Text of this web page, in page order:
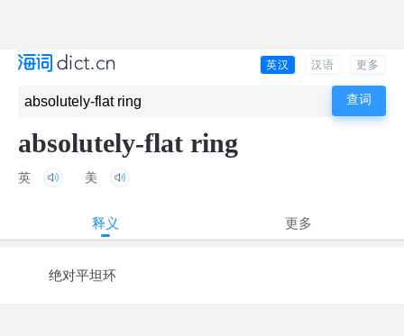
英汉 汉语 更多
absolutely-flat ring
英 美
释义 更多
绝对平坦环